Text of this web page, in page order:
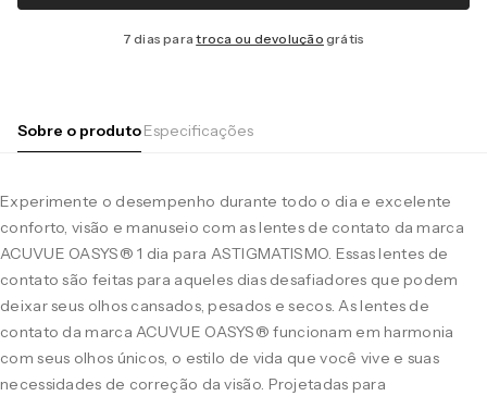
7 dias paratroca ou devolução grátis
Sobre o produtoEspecificações
Experimente o desempenho durante todo o dia e excelente
conforto, visão e manuseio com as lentes de contato da marca
ACUVUE OASYS® 1 dia para ASTIGMATISMO. Essas lentes de
contato são feitas para aqueles dias desafiadores que podem
deixar seus olhos cansados, pesados e secos. As lentes de
contato da marca ACUVUE OASYS® funcionam em harmonia
com seus olhos únicos, o estilo de vida que você vive e suas
necessidades de correção da visão. Projetadas para